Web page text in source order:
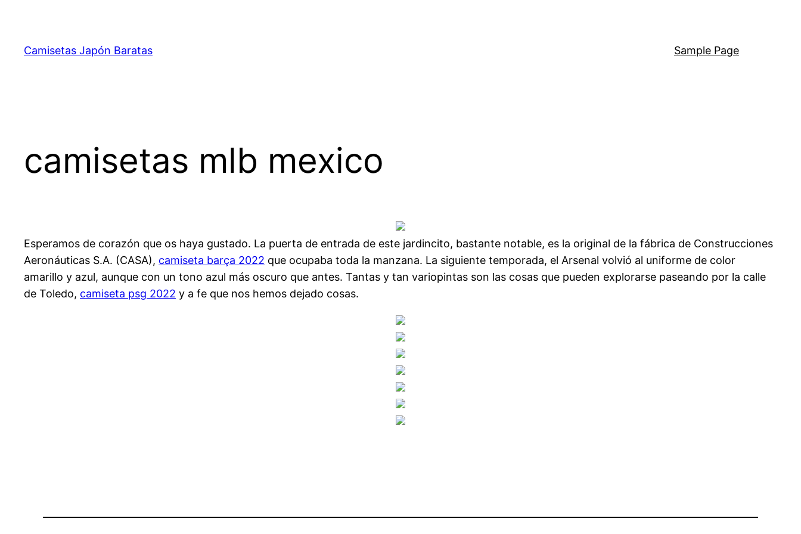
contenido
Camisetas Japón Baratas Sample Page
camisetas mlb mexico
Esperamos de corazón que os haya gustado. La puerta de entrada de este jardincito, bastante notable, es la original de la fábrica de Construcciones
Aeronáuticas S.A. (CASA), camiseta barça 2022 que ocupaba toda la manzana. La siguiente temporada, el Arsenal volvió al uniforme de color
amarillo y azul, aunque con un tono azul más oscuro que antes. Tantas y tan variopintas son las cosas que pueden explorarse paseando por la calle
de Toledo, camiseta psg 2022 y a fe que nos hemos dejado cosas.